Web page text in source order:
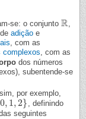
se: o conjunto R
R ,
adição e
, com as
complexos, com as
dos números
subentende-se
por exemplo,
0, 1 , 2}
,2}
, definindo
seguintes